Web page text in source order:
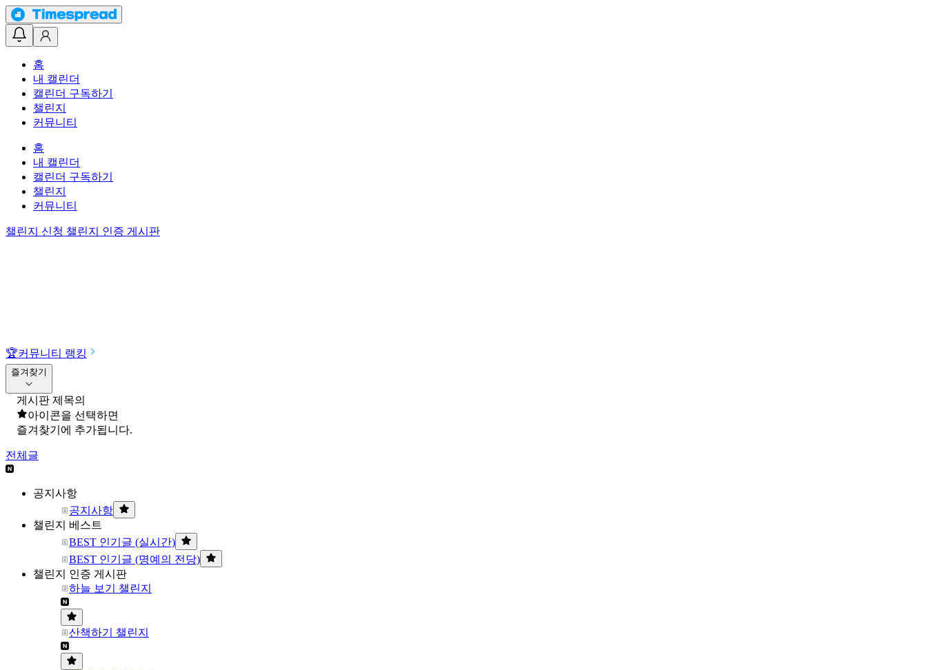
홈
내 캘린더
캘린더 구독하기
챌린지
커뮤니티
홈
내 캘린더
캘린더 구독하기
챌린지
커뮤니티
챌린지 신청 챌린지 인증 게시판
🏆커뮤니티 랭킹
즐겨찾기
게시판 제목의
아이콘을 선택하면
즐겨찾기에 추가됩니다.
전체글
공지사항
공지사항
챌린지 베스트
BEST 인기글 (실시간)
BEST 인기글 (명예의 전당)
챌린지 인증 게시판
하늘 보기 챌린지
산책하기 챌린지